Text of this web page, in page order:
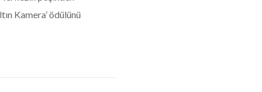
Kamera’ ödülünü